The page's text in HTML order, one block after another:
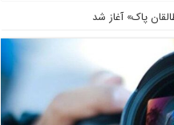
پاک» آغاز شد